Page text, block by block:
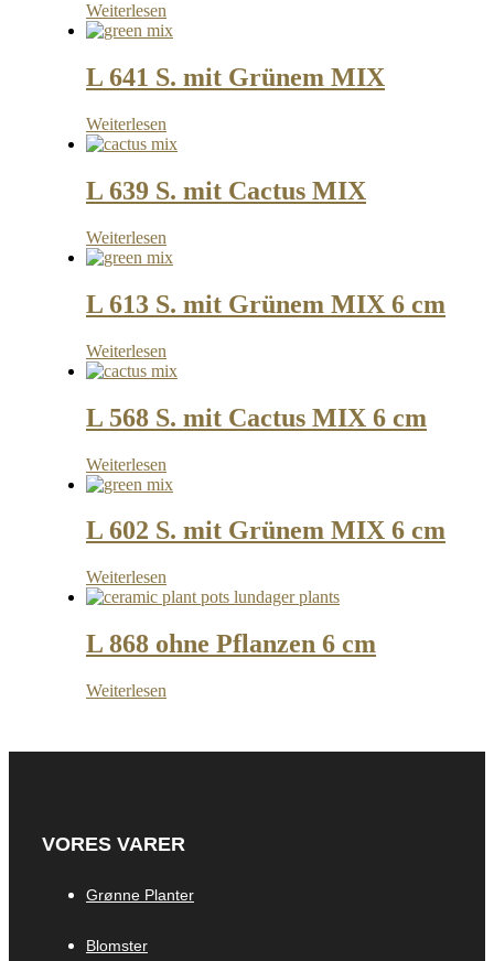
Weiterlesen
L 641 S. mit Grünem MIX
Weiterlesen
L 639 S. mit Cactus MIX
Weiterlesen
L 613 S. mit Grünem MIX 6 cm
Weiterlesen
L 568 S. mit Cactus MIX 6 cm
Weiterlesen
L 602 S. mit Grünem MIX 6 cm
Weiterlesen
L 868 ohne Pflanzen 6 cm
Weiterlesen
VORES VARER
Grønne Planter
Blomster